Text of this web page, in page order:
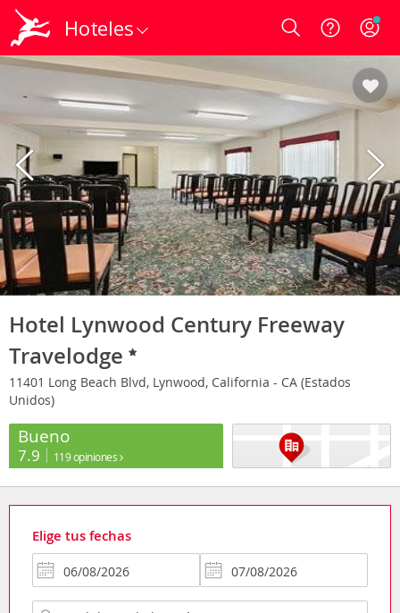
Hoteles Login
Hotel Lynwood Century Freeway
Travelodge
11401 Long Beach Blvd, Lynwood, California - CA (Estados
Unidos)
Bueno
7.9 119 opiniones
Elige tus fechas